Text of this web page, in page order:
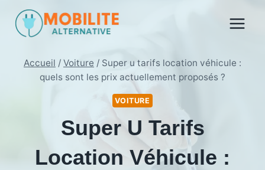
contenu
Accueil / Voiture / Super u tarifs location véhicule :
quels sont les prix actuellement proposés ?
VOITURE
Super U Tarifs
Location Véhicule :